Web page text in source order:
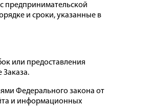
предпринимательской
и сроки, указанные в
или предоставления
Заказа.
Федерального закона от
и информационных